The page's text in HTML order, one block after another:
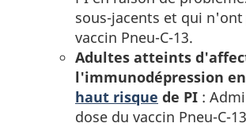
sous-jacents et qui n'ont
vaccin Pneu-C-13.
Adultes atteints
l'immunodépression
haut risque de PI :
dose du vaccin Pneu-C-